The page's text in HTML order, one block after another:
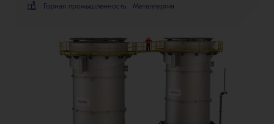
Горная промышленность Металлургия